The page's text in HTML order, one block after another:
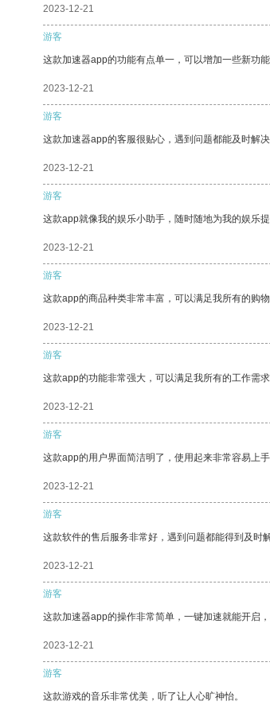
2023-12-21
游客
这款加速器app的功能有点单一，可以增加一些新功
2023-12-21
游客
这款加速器app的客服很贴心，遇到问题都能及时解决
2023-12-21
游客
这款app就像我的娱乐小助手，随时随地为我的娱乐提
2023-12-21
游客
这款app的商品种类非常丰富，可以满足我所有的购物
2023-12-21
游客
这款app的功能非常强大，可以满足我所有的工作需
2023-12-21
游客
这款app的用户界面简洁明了，使用起来非常容易上
2023-12-21
游客
这款软件的售后服务非常好，遇到问题都能得到及时解
2023-12-21
游客
这款加速器app的操作非常简单，一键加速就能开启，
2023-12-21
游客
这款游戏的音乐非常优美，听了让人心旷神怡。